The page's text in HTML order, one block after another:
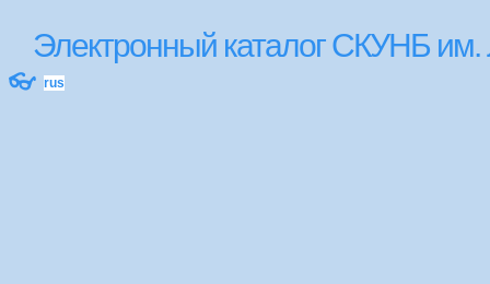
Электронный каталог СКУНБ
👓 rus